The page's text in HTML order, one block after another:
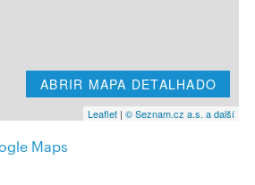
ABRIR MAPA DETALHADO
Leaflet | © Seznam.cz a.s. a další
Maps